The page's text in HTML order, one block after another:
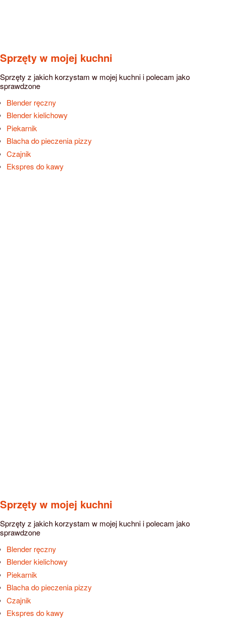
Sprzęty w mojej kuchni
Sprzęty z jakich korzystam w mojej kuchni i polecam jako
sprawdzone
Blender ręczny
Blender kielichowy
Piekarnik
Blacha do pieczenia pizzy
Czajnik
Ekspres do kawy
Sprzęty w mojej kuchni
Sprzęty z jakich korzystam w mojej kuchni i polecam jako
sprawdzone
Blender ręczny
Blender kielichowy
Piekarnik
Blacha do pieczenia pizzy
Czajnik
Ekspres do kawy